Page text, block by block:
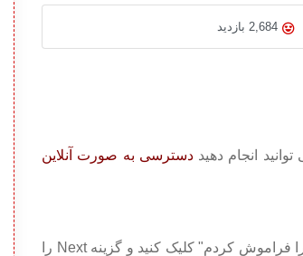
2,684 بازدید
انجام دهیددسترسی به صورت آنلاین
بر روی گزینه "I Forget My Password" به معنی "من رمز عبور را فراموش کردم" کلیک کنید و گزینه Next را